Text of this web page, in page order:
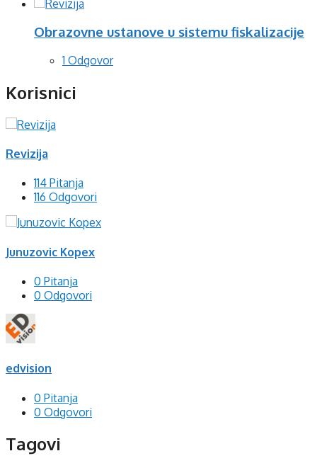
Obrazovne ustanove u sistemu fiskalizacije
1 Odgovor
Korisnici
Revizija
114 Pitanja
116 Odgovori
Junuzovic Kopex
0 Pitanja
0 Odgovori
edvision
0 Pitanja
0 Odgovori
Tagovi